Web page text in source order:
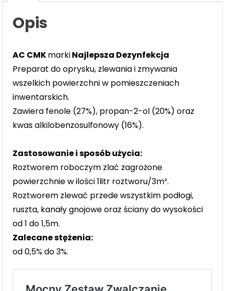
Opis
AC CMKmarkiNajlepsza Dezynfekcja
Preparat do oprysku, zlewania i zmywania
wszelkich powierzchni w pomieszczeniach
inwentarskich.
Zawiera fenole (27%), propan-2-ol (20%) oraz
kwas alkilobenzosulfonowy (16%).
Zastosowanie i sposób użycia:
Roztworem roboczym zlać zagrożone
powierzchnie w ilości 1litr roztworu/3m².
Roztworem zlewać przede wszystkim podłogi,
ruszta, kanały gnojowe oraz ściany do wysokości
od 1 do 1,5m.
Zalecane stężenia:
od 0,5% do 3%.